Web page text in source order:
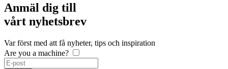
Anmäl dig till
vårt nyhetsbrev
Var först med att få nyheter, tips och inspiration
Are you a machine?